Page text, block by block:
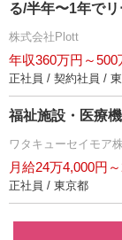
る/半年〜1年で
株式会社Plott
年収360万円～500
正社員 / 契約社員 /
福祉施設・医療
ワタキューセイモア
月給24万4,000円
正社員 / 東京都